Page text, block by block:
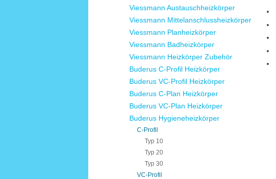
Viessmann Austauschheizkörper
Viessmann Mittelanschlussheizkörper
Viessmann Planheizkörper
Viessmann Badheizkörper
Viessmann Heizkörper Zubehör
Buderus C-Profil Heizkörper
Buderus VC-Profil Heizkörper
Buderus C-Plan Heizkörper
Buderus VC-Plan Heizkörper
Buderus Hygieneheizkörper
C-Profil
Typ 10
Typ 20
Typ 30
VC-Profil